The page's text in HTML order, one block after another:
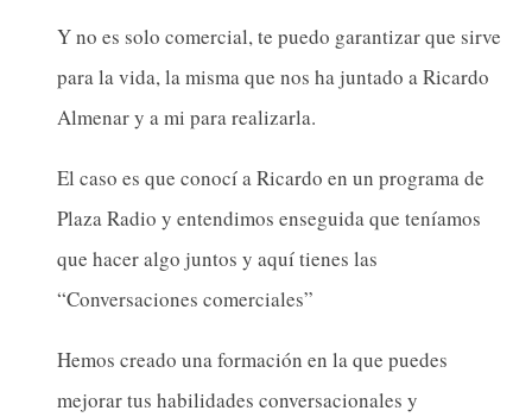
Y no es solo comercial, te puedo garantizar que sirve
para la vida, la misma que nos ha juntado a Ricardo
Almenar y a mi para realizarla.
El caso es que conocí a Ricardo en un programa de
Plaza Radio y entendimos enseguida que teníamos
que hacer algo juntos y aquí tienes las
“Conversaciones comerciales”
Hemos creado una formación en la que puedes
mejorar tus habilidades conversacionales y